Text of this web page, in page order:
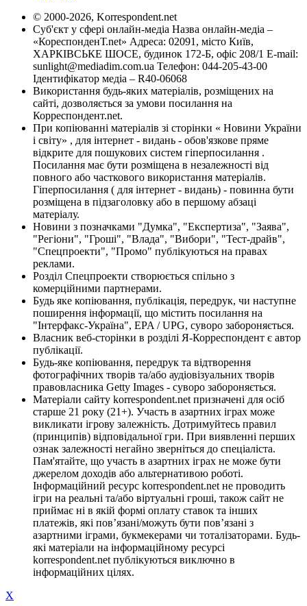
© 2000-2026, Korrespondent.net
Суб'єкт у сфері онлайн-медіа Назва онлайн-медіа –
«КореспонденТ.net» Адреса: 02091, місто Київ,
ХАРКІВСЬКЕ ШОСЕ, будинок 172-Б, офіс 208/1 E-mail:
sunlight@mediadim.com.ua Телефон: 044-205-43-00
Ідентифікатор медіа – R40-06068
Використання будь-яких матеріалів, розміщених на
сайті, дозволяється за умови посилання на
Корреспондент.net.
При копіюванні матеріалів зі сторінки « Новини України
і світу» , для інтернет - видань - обов'язкове пряме
відкрите для пошукових систем гіперпосилання .
Посилання має бути розміщена в незалежності від
повного або часткового використання матеріалів.
Гіперпосилання ( для інтернет - видань) - повинна бути
розміщена в підзаголовку або в першому абзаці
матеріалу.
Новини з позначками "Думка", "Експертиза", "Заява",
"Регіони", "Гроші", "Влада", "Вибори", "Тест-драйв",
"Спецпроекти", "Промо" публікуються на правах
реклами.
Розділ Спецпроекти створюється спільно з
комерційними партнерами.
Будь яке копіювання, публікація, передрук, чи наступне
поширення інформації, що містить посилання на
"Інтерфакс-Україна", EPA / UPG, суворо забороняється.
Власник веб-сторінки в розділі Я-Корреспондент є автор
публікації.
Будь-яке копіювання, передрук та відтворення
фотографічних творів та/або аудіовізуальних творів
правовласника Getty Images - суворо забороняється.
Матеріали сайту korrespondent.net призначені для осіб
старше 21 року (21+). Участь в азартних іграх може
викликати ігрову залежність. Дотримуйтесь правил
(принципів) відповідальної гри. При виявленні перших
ознак залежності негайно зверніться до спеціаліста.
Пам'ятайте, що участь в азартних іграх не може бути
джерелом доходів або альтернативою роботі.
Інформаційний ресурс korrespondent.net не проводить
ігри на реальні та/або віртуальні гроші, також сайт не
приймає ні в якій формі оплату ставок та інших
платежів, які пов’язані/можуть бути пов’язані з
азартними іграми, букмекерами чи тоталізаторами. Будь-
які матеріали на інформаційному ресурсі
korrespondent.net публікуються виключно в
інформаційних цілях.
X